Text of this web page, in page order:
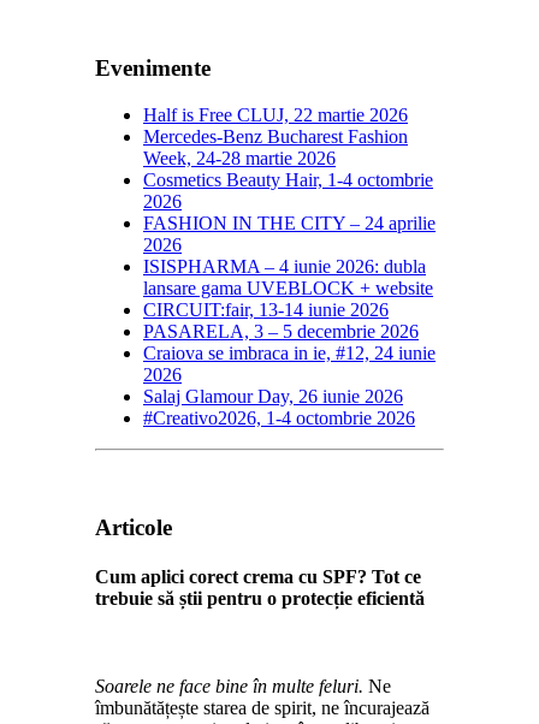
Evenimente
Half is Free CLUJ, 22 martie 2026
Mercedes-Benz Bucharest Fashion
Week, 24-28 martie 2026
Cosmetics Beauty Hair, 1-4 octombrie
2026
FASHION IN THE CITY – 24 aprilie
2026
ISISPHARMA – 4 iunie 2026: dubla
lansare gama UVEBLOCK + website
CIRCUIT:fair, 13-14 iunie 2026
PASARELA, 3 – 5 decembrie 2026
Craiova se imbraca in ie, #12, 24 iunie
2026
Salaj Glamour Day, 26 iunie 2026
#Creativo2026, 1-4 octombrie 2026
Articole
Cum aplici corect crema cu SPF? Tot ce
trebuie să știi pentru o protecție eficientă
Soarele ne face bine în multe feluri. Ne
îmbunătățește starea de spirit, ne încurajează